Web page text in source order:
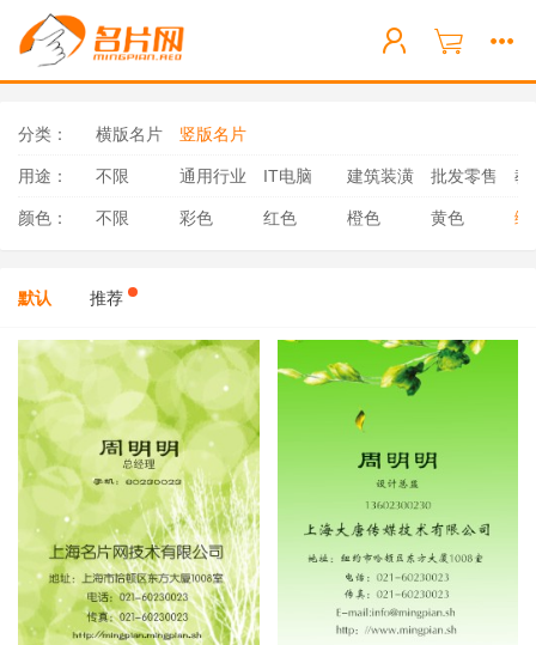
分类： 横版名片 竖版名片
用途： 不限 通用行业 IT电脑 建筑装潢 批发零售 教
颜色： 不限 彩色 红色 橙色 黄色 绿
默认 推荐